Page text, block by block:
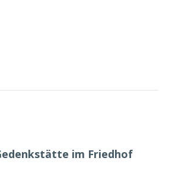
im Friedhof